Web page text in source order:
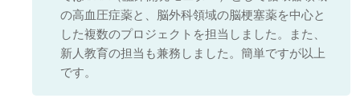
の高血圧症薬と、脳外科領域の脳梗塞薬を中心と
した複数のプロジェクトを担当しました。また、
新人教育の担当も兼務しました。簡単ですが以上
です。